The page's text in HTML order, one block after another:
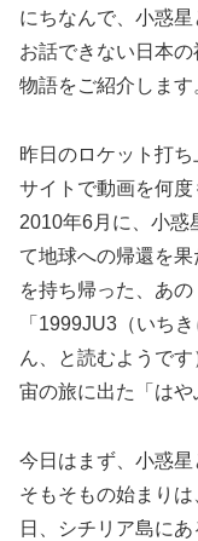
にちなんで、小惑
お話できない日本
物語をご紹介します
昨日のロケット打
サイトで動画を何度
2010年6月に、小惑
て地球への帰還を
を持ち帰った、あ
「1999JU3（いち
ん、と読むようで
宙の旅に出た「はや
今日はまず、小惑星
そもそもの始まり
日、シチリア島に